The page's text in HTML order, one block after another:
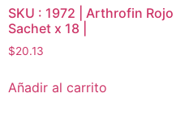
SKU : 1972 | Arthrofin Rojo
Sachet x 18 |
$20.13
Añadir al carrito